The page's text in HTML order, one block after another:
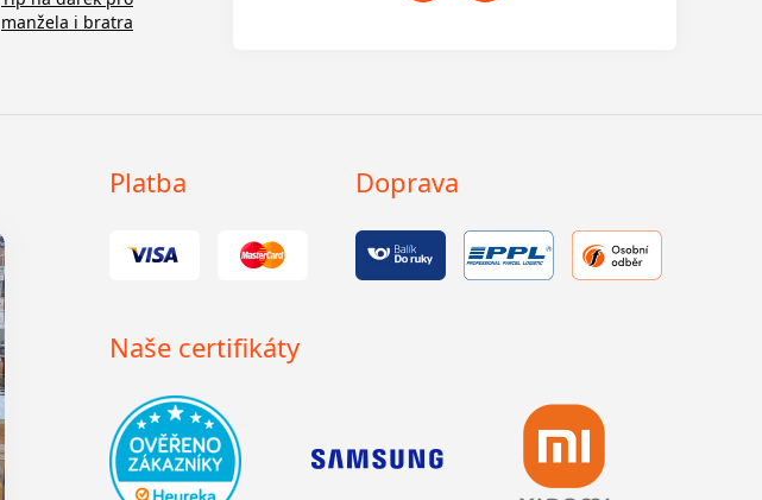
manžela i bratra
Platba Doprava
Naše certifikáty